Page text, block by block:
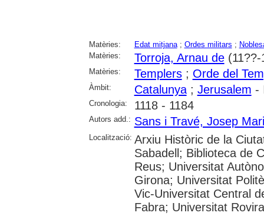
Matèries: Edat mitjana; Ordes militars ;
Matèries:
Torroja, Arnau de(11??-
Matèries: Templers; Orde del
Àmbit: Catalunya; Jerusalem -
Cronologia: 1118 - 1184
Autors add.: Sans i Travé, Josep
Localització: Arxiu Històric de la
Sabadell; Biblioteca de
Reus; Universitat
Girona; Universitat
Vic-Universitat Central
Fabra; Universitat